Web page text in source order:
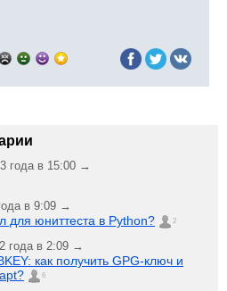
года в 15:00 →
в 9:09 →
для юниттеста в Python? 2
года в 2:09 →
как получить GPG-ключ и
6